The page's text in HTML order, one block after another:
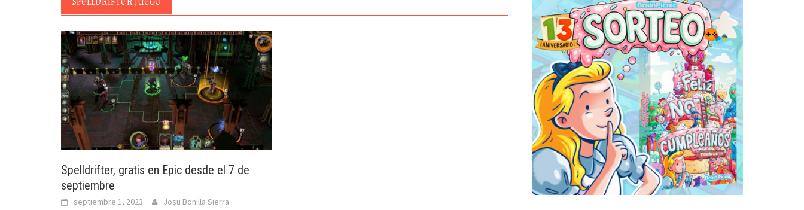
Spelldrifter, gratis en Epic desde el 7 de
septiembre
septiembre 1, 2023 Josu Bonilla Sierra